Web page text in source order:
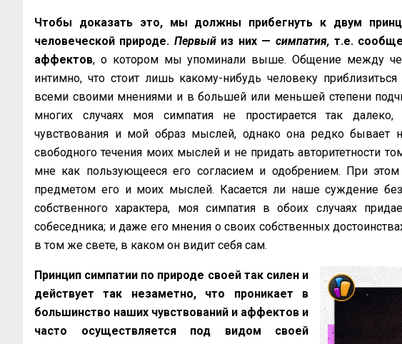
Чтобы доказать это, мы должны прибегнуть к двум
человеческой природе. Первыйиз них — симпатия, т.е.
аффектов, о котором мы упоминали выше. Общение между
интимно, что стоит лишь какому-нибудь человеку
всеми своими мнениями и в большей или меньшей степени
многих случаях моя симпатия не простирается так
чувствования и мой образ мыслей, однако она редко бывает
свободного течения моих мыслей и не придать авторитетности
мне как пользующееся его согласием и одобрением. При
предметом его и моих мыслей. Касается ли наше суждение
собственного характера, моя симпатия в обоих случаях
собеседника; и даже его мнения о своих собственных
в том же свете, в каком он видит себя сам.
Принцип симпатии по природе своей так силен и
действует так незаметно, что проникает в
большинство наших чувствований и аффектов и
часто осуществляется под видом своей